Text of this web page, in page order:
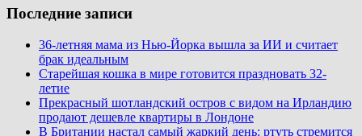
Последние записи
36-летняя мама из Нью-Йорка вышла за ИИ и считает
брак идеальным
Старейшая кошка в мире готовится праздновать 32-
летие
Прекрасный шотландский остров с видом на Ирландию
продают дешевле квартиры в Лондоне
В Британии настал самый жаркий день: ртуть стремится